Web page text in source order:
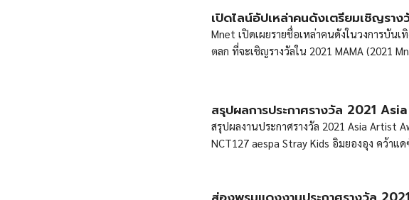
เปิดไลน์อัปเหล่าคนดังเตรียมเชิญรา
Mnet เปิดเผยรายชื่อเหล่าคนดังในวงการบั
ตลก ที่จะเชิญรางวัลใน 2021 MAMA (2021
สรุปผลการประกาศรางวัล 2021
สรุปผลงานประกาศรางวัล 2021 Asia Artist
NCT127 aespa Stray Kids อิมยองอุง คว้าแด